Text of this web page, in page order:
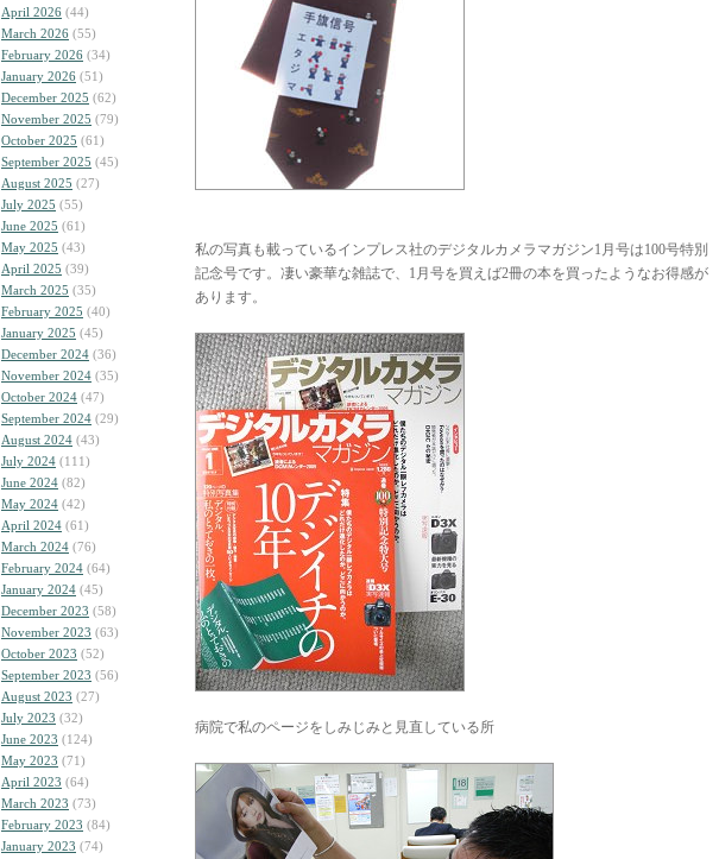
April 2026 (44)
March 2026 (55)
February 2026 (34)
January 2026 (51)
December 2025 (62)
November 2025 (79)
October 2025 (61)
September 2025 (45)
August 2025 (27)
July 2025 (55)
June 2025 (61)
May 2025 (43)
April 2025 (39)
March 2025 (35)
February 2025 (40)
January 2025 (45)
December 2024 (36)
November 2024 (35)
October 2024 (47)
September 2024 (29)
August 2024 (43)
July 2024 (111)
June 2024 (82)
May 2024 (42)
April 2024 (61)
March 2024 (76)
February 2024 (64)
January 2024 (45)
December 2023 (58)
November 2023 (63)
October 2023 (52)
September 2023 (56)
August 2023 (27)
July 2023 (32)
June 2023 (124)
May 2023 (71)
April 2023 (64)
March 2023 (73)
February 2023 (84)
January 2023 (74)
私の写真も載っているインプレス社のデジタルカメラマガジン1月号は100号特別
記念号です。凄い豪華な雑誌で、1月号を買えば2冊の本を買ったようなお得感が
あります。
病院で私のページをしみじみと見直している所